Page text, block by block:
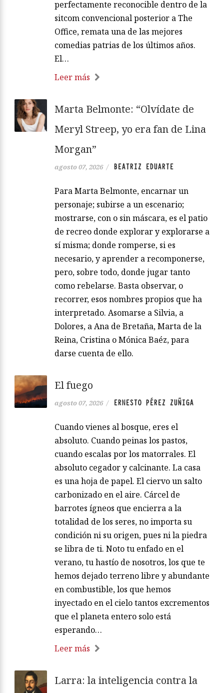
perfectamente reconocible dentro de la
sitcom convencional posterior a The
Office, remata una de las mejores
comedias patrias de los últimos años.
El…
Leer más
Marta Belmonte: “Olvídate de
Meryl Streep, yo era fan de Lina
Morgan”
agosto 07, 2026 / BEATRIZ EDUARTE
Para Marta Belmonte, encarnar un
personaje; subirse a un escenario;
mostrarse, con o sin máscara, es el patio
de recreo donde explorar y explorarse a
sí misma; donde romperse, si es
necesario, y aprender a recomponerse,
pero, sobre todo, donde jugar tanto
como rebelarse. Basta observar, o
recorrer, esos nombres propios que ha
interpretado. Asomarse a Silvia, a
Dolores, a Ana de Bretaña, Marta de la
Reina, Cristina o Mónica Baéz, para
darse cuenta de ello.
El fuego
agosto 07, 2026 / ERNESTO PÉREZ ZUÑIGA
Cuando vienes al bosque, eres el
absoluto. Cuando peinas los pastos,
cuando escalas por los matorrales. El
absoluto cegador y calcinante. La casa
es una hoja de papel. El ciervo un salto
carbonizado en el aire. Cárcel de
barrotes ígneos que encierra a la
totalidad de los seres, no importa su
condición ni su origen, pues ni la piedra
se libra de ti. Noto tu enfado en el
verano, tu hastío de nosotros, los que te
hemos dejado terreno libre y abundante
en combustible, los que hemos
inyectado en el cielo tantos excrementos
que el planeta entero solo está
esperando…
Leer más
Larra: la inteligencia contra la